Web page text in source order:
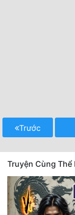
Trước
Truyện Cùng Thể